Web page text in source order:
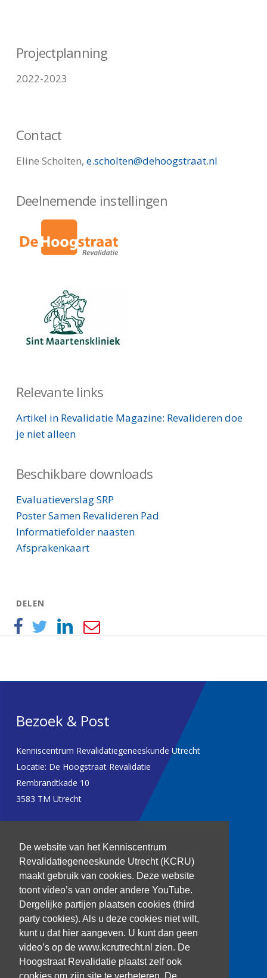
De website van het Kenniscentrum
Revalidatiegeneeskunde Utrecht (KCRU)
maakt gebruik van cookies. Deze website
toont video’s van onder andere YouTube.
Dergelijke partijen plaatsen cookies (third
party cookies). Als u deze cookies niet wilt,
kunt u dat hier aangeven. U kunt dan geen
video’s op de www.kcrutrecht.nl zien. De
Hoogstraat Revalidatie plaatst zelf ook
cookies om zijn site te verbeteren. De
Projectplanning
2022-2023
Contact
Eline Scholten, e.scholten@dehoogstraat.nl
Deelnemende instellingen
Relevante links
Artikel in Revalidatie Magazine: Revalideren doe
je niet alleen
Beschikbare downloads
Evaluatieverslag SRP
Poster Samen Revalideren Pad
Informatiefolder naasten
Afsprakenkaart
DELEN
Bezoek & Post
Kenniscentrum Revalidatiegeneeskunde Utrecht
Locatie: De Hoogstraat Revalidatie
Rembrandtkade 10
3583 TM Utrecht
kenniscentrum@dehoogstraat.nl
Over het KCRU
Samenwerkingen
Onze onderzoekers
Procedure onderzoeker